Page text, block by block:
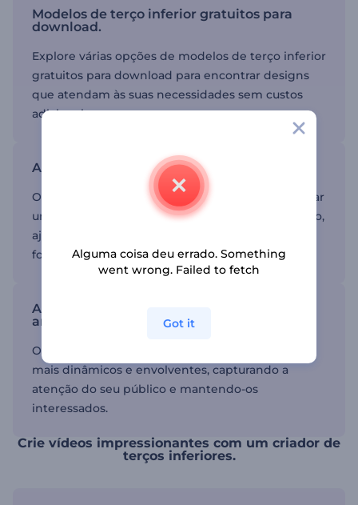
Modelos de terço inferior gratuitos para
download.
Explore várias opções de modelos de terço inferior
gratuitos para download para encontrar designs
que atendam às suas necessidades sem custos
adicionais.
Aprimore seus vídeos.
O uso de modelos de terço inferior pode adicionar
um toque profissional aos seus anúncios em vídeo,
ajudando a destacar informações importantes de
forma eficaz.
Aumente o engajamento com modelos
animados.
Os modelos animados podem tornar seus vídeos
mais dinâmicos e envolventes, capturando a
atenção do seu público e mantendo-os
interessados.
Crie vídeos impressionantes com um criador de
terços inferiores.
Alguma coisa deu errado. Something
went wrong. Failed to fetch
Got it